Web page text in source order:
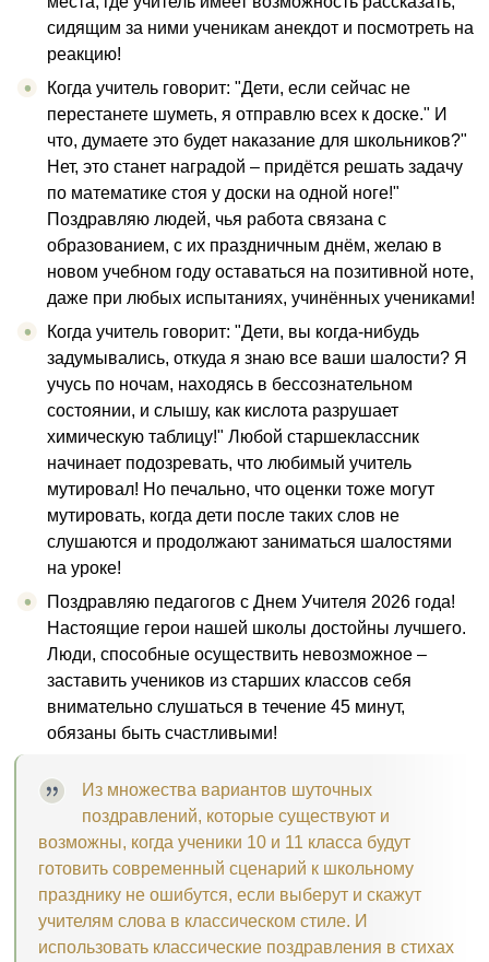
сидящим за ними ученикам анекдот и посмотреть на
реакцию!
Когда учитель говорит: "Дети, если сейчас не
перестанете шуметь, я отправлю всех к доске." И
что, думаете это будет наказание для школьников?"
Нет, это станет наградой – придётся решать задачу
по математике стоя у доски на одной ноге!"
Поздравляю людей, чья работа связана с
образованием, с их праздничным днём, желаю в
новом учебном году оставаться на позитивной ноте,
даже при любых испытаниях, учинённых учениками!
Когда учитель говорит: "Дети, вы когда-нибудь
задумывались, откуда я знаю все ваши шалости? Я
учусь по ночам, находясь в бессознательном
состоянии, и слышу, как кислота разрушает
химическую таблицу!" Любой старшеклассник
начинает подозревать, что любимый учитель
мутировал! Но печально, что оценки тоже могут
мутировать, когда дети после таких слов не
слушаются и продолжают заниматься шалостями
на уроке!
Поздравляю педагогов с Днем Учителя 2026 года!
Настоящие герои нашей школы достойны лучшего.
Люди, способные осуществить невозможное –
заставить учеников из старших классов себя
внимательно слушаться в течение 45 минут,
обязаны быть счастливыми!
Из множества вариантов шуточных
поздравлений, которые существуют и
возможны, когда ученики 10 и 11 класса будут
готовить современный сценарий к школьному
празднику не ошибутся, если выберут и скажут
учителям слова в классическом стиле. И
использовать классические поздравления в стихах